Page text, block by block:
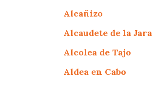
Alcañizo
Alcaudete de la Jara
Alcolea de Tajo
Aldea en Cabo